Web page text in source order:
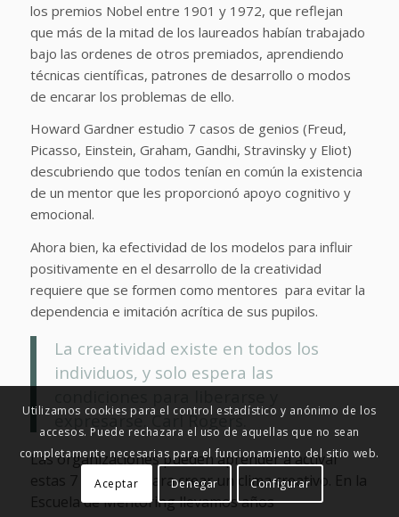
los premios Nobel entre 1901 y 1972, que reflejan
que más de la mitad de los laureados habían trabajado
bajo las ordenes de otros premiados, aprendiendo
técnicas científicas, patrones de desarrollo o modos
de encarar los problemas de ello.
Howard Gardner estudio 7 casos de genios (Freud,
Picasso, Einstein, Graham, Gandhi, Stravinsky y Eliot)
descubriendo que todos tenían en común la existencia
de un mentor que les proporcionó apoyo cognitivo y
emocional.
Ahora bien, ka efectividad de los modelos para influir
positivamente en el desarrollo de la creatividad
requiere que se formen como mentores para evitar la
dependencia e imitación acrítica de sus pupilos.
La creatividad existe en todos los
individuos, y solo espera las
expresarse. Carl Rogers.
Las organizaciones pueden aprender a activar
estas 7 palancas para crear un clima creativo. En la
Escuela de Mentoring llevamos años
Utilizamos cookies para el control estadístico y anónimo de los
accesos. Puede rechazara el uso de aquellas que no sean
completamente necesarias para el funcionamiento del sitio web.
Aceptar
Denegar Configurar